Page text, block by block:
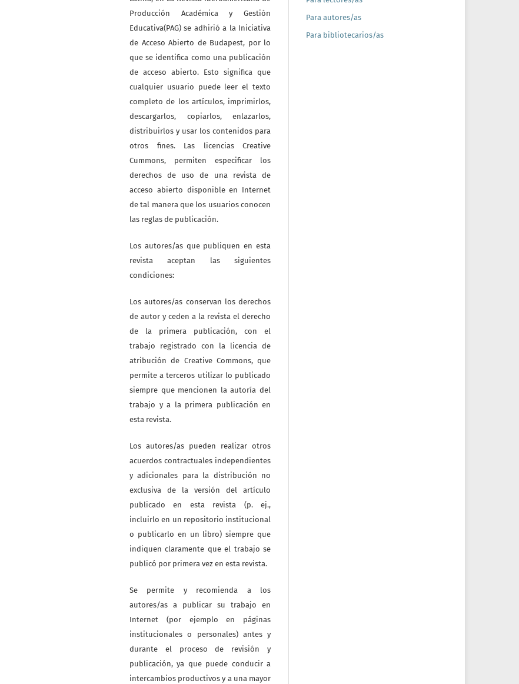
Producción Académica y Gestión
Educativa(PAG) se adhirió a la Iniciativa
de Acceso Abierto de Budapest, por lo
que se identifica como una publicación
de acceso abierto. Esto significa que
cualquier usuario puede leer el texto
completo de los artículos, imprimirlos,
descargarlos, copiarlos, enlazarlos,
distribuirlos y usar los contenidos para
otros fines. Las licencias Creative
Cummons, permiten especificar los
derechos de uso de una revista de
acceso abierto disponible en Internet
de tal manera que los usuarios conocen
las reglas de publicación.
Los autores/as que publiquen en esta
revista aceptan las siguientes
condiciones:
Los autores/as conservan los derechos
de autor y ceden a la revista el derecho
de la primera publicación, con el
trabajo registrado con la licencia de
atribución de Creative Commons, que
permite a terceros utilizar lo publicado
siempre que mencionen la autoría del
trabajo y a la primera publicación en
esta revista.
Los autores/as pueden realizar otros
acuerdos contractuales independientes
y adicionales para la distribución no
exclusiva de la versión del artículo
publicado en esta revista (p. ej.,
incluirlo en un repositorio institucional
o publicarlo en un libro) siempre que
indiquen claramente que el trabajo se
publicó por primera vez en esta revista.
Se permite y recomienda a los
autores/as a publicar su trabajo en
Internet (por ejemplo en páginas
institucionales o personales) antes y
durante el proceso de revisión y
publicación, ya que puede conducir a
intercambios productivos y a una mayor
Para autores/as
Para bibliotecarios/as